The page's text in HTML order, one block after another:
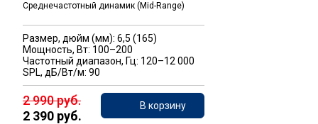
Среднечастотный динамик (Mid-Range)
Размер, дюйм (мм): 6,5 (165)
Мощность, Вт: 100–200
Частотный диапазон, Гц: 120–12 000
SPL, дБ/Вт/м: 90
2 990 руб.
2 390 руб.
В корзину